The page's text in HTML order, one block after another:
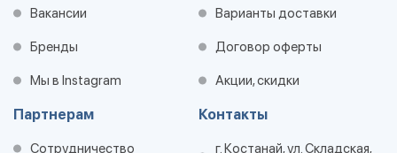
Вакансии
Бренды
Мы в Instagram
Варианты доставки
Договор оферты
Акции, скидки
Партнерам
Сотрудничество
Контакты
г. Костанай, ул. Складская,